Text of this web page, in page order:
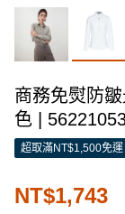
商務免熨防
色 |
超取滿NT$1,500免運
NT$1,743